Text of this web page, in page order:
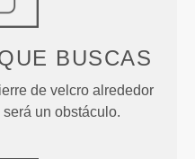
BUSCAS
de velcro alrededor
un obstáculo.